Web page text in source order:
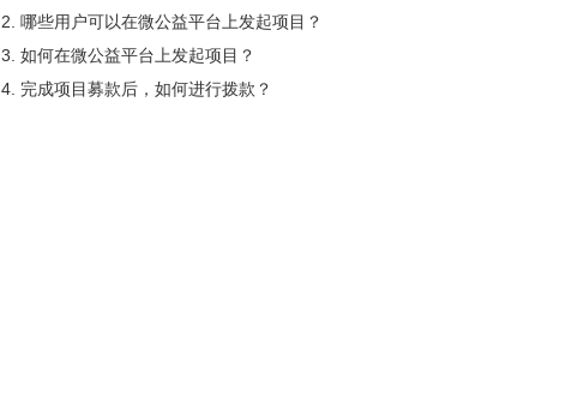
2. 哪些用户可以在微公益平台上发起项目？
3. 如何在微公益平台上发起项目？
4. 完成项目募款后，如何进行拨款？